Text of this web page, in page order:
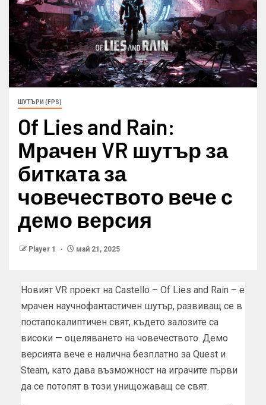
ШУТЪРИ (FPS)
Of Lies and Rain:
Мрачен VR шутър за
битката за
човечеството вече с
демо версия
Player 1 май 21, 2025
Новият VR проект на Castello – Of Lies and Rain – е
мрачен научнофантастичен шутър, развиващ се в
постапокалиптичен свят, където залозите са
високи — оцеляването на човечеството. Демо
версията вече е налична безплатно за Quest и
Steam, като дава възможност на играчите първи
да се потопят в този унищожаващ се свят.